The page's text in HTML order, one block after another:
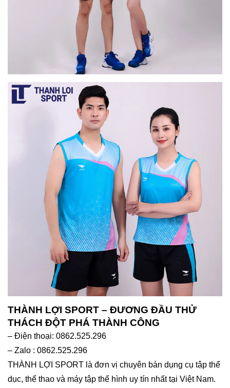
THÀNH LỢI SPORT – ĐƯƠNG ĐẦU THỬ
THÁCH ĐỘT PHÁ THÀNH CÔNG
– Điện thoại: 0862.525.296
– Zalo : 0862.525.296
THÀNH LỢI SPORT là đơn vị chuyên bán dụng cụ tập thể
dục, thể thao và máy tập thể hình uy tín nhất tại Việt Nam.